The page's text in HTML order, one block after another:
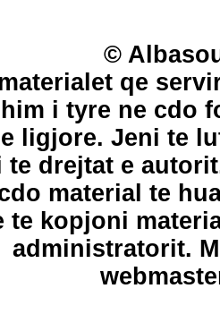
©
qe
i tyre ne cdo
ligjore. Jeni te
te drejtat e
material te
te kopjoni
administratorit.